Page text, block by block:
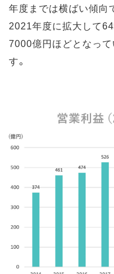
年度までは横ばい傾向
2021年度に拡大して
7000億円ほどとなっ
す。